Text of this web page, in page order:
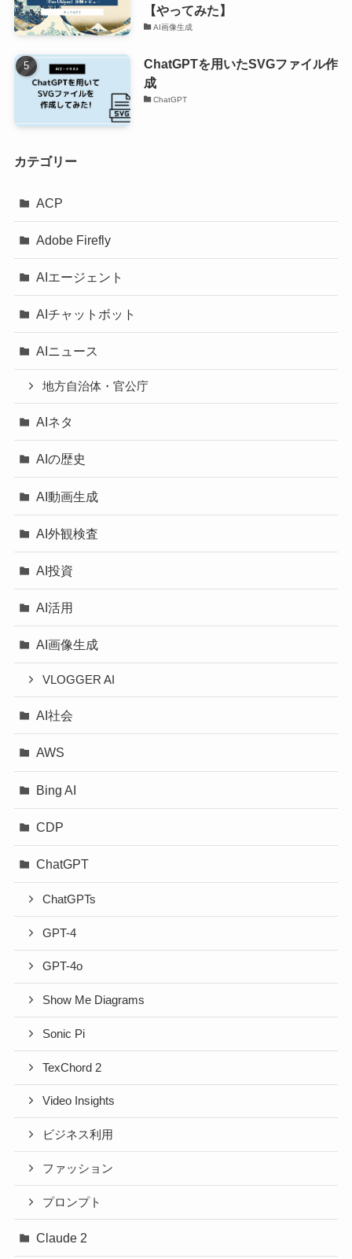
【やってみた】
AI画像生成
ChatGPTを用いたSVGファイル作
成
ChatGPT
カテゴリー
ACP
Adobe Firefly
AIエージェント
AIチャットボット
AIニュース
地方自治体・官公庁
AIネタ
AIの歴史
AI動画生成
AI外観検査
AI投資
AI活用
AI画像生成
VLOGGER AI
AI社会
AWS
Bing AI
CDP
ChatGPT
ChatGPTs
GPT-4
GPT-4o
Show Me Diagrams
Sonic Pi
TexChord 2
Video Insights
ビジネス利用
ファッション
プロンプト
Claude 2